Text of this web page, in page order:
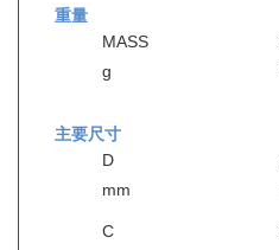
重量
MASS
g
主要尺寸
D
mm
C